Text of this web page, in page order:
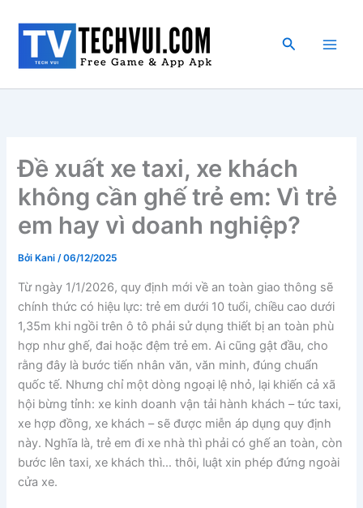
dung
Tìm
Đề xuất xe taxi, xe khách
không cần ghế trẻ em: Vì trẻ
em hay vì doanh nghiệp?
Bởi Kani/06/12/2025
Từ ngày 1/1/2026, quy định mới về an toàn giao thông sẽ
chính thức có hiệu lực: trẻ em dưới 10 tuổi, chiều cao dưới
1,35m khi ngồi trên ô tô phải sử dụng thiết bị an toàn phù
hợp như ghế, đai hoặc đệm trẻ em. Ai cũng gật đầu, cho
rằng đây là bước tiến nhân văn, văn minh, đúng chuẩn
quốc tế. Nhưng chỉ một dòng ngoại lệ nhỏ, lại khiến cả xã
hội bừng tỉnh: xe kinh doanh vận tải hành khách – tức taxi,
xe hợp đồng, xe khách – sẽ được miễn áp dụng quy định
này. Nghĩa là, trẻ em đi xe nhà thì phải có ghế an toàn, còn
bước lên taxi, xe khách thì… thôi, luật xin phép đứng ngoài
cửa xe.